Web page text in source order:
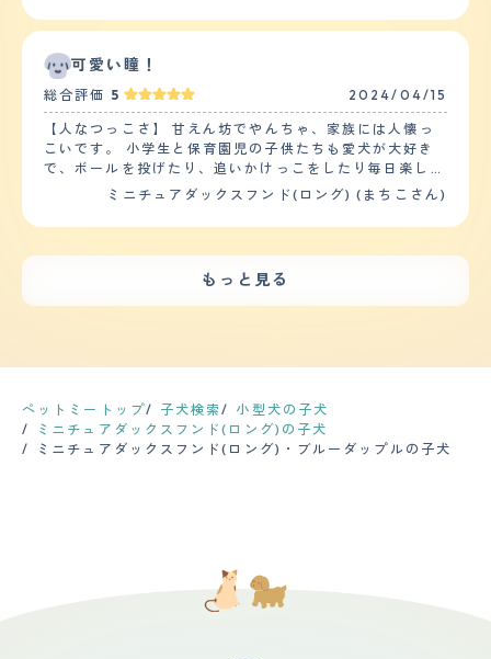
飯の時は 必ずおすわりと待てをさせます。 あと、芸とし
てはバーンと打つと倒れたり、お手、おかわりができま
す。 散歩の回数は1日一回15分?25分程です。 家の中では
おもちゃで遊んだり、2歳の息子とはしりまわったりして
います。 休日は外でボールを投げて取りに行っての 走り
回る運動をしています。 【お手入れ】 毛の長さはとても
長く、サラサラしています。 シャンプーは月1、2回 ブラ
ッシングは週2?4回 抜け毛はとてもすごく、ソファーや
カーペットには ものすごく毛がつきます カットは3?6ヶ
ニチュアダックスフンドが慢性的な 皮膚炎に悩まされて
薬をもらい、処置しています。 塗り薬はひどいときは毎
日で 病院の頻度は月1回です 【鳴き声】 私たち飼い主が
ンクーン』や『キューキュ』みたいな感じで 少し寂しか
します。 【総評】 好きなところは、顔が整っていて、お
しゃれで 甘えん坊で、私たちが行くところにずっとつい
てくるところです。 出会いは、1匹はペットショップで一
基本的にお散歩に連れて行くので会話が増え、 うまく行
ってるのもワンチャン達のおかげかなと思います。
て甘えてきます。それに自分は遊んでくれる人と認識して
顔をジーとみてくるので分かりやすいですが、忙しいとき
も見てくるのでたまに鬱陶しく思うことがあります。（そ
うゆうときも可愛いけどｗ） 【落ち着き】 ２匹飼ってい
す。基本的にリビングでテレビを見ていれば隣で寝ていま
すので気にならないと思います。でも窓があり外で歩いて
る人を見かけると興奮して吠えますが、カーテンを閉める
とか対策すれば吠えないです。 【しつけやすさ】 散歩の
と思います。また散歩中のウンチはしないので楽です。し
つけは最低限度の事しか教えていないですが簡単でした。
だけです。（健康に問題なし）前のダックスも年とるまで
上記に書いたくらいなので、お金はほとんどかからなく年
老いてからオムツくらいしか購入していないです。 【鳴
【総評】 妹がペットショップで購入して初めてのお迎え
した時は短い足や寸胴なところが可愛くてしょうがなかっ
たです。不安は場所が急に変わったので少し心配はしてい
可愛い瞳！
総合評価 5 2024/04/15
【人なつっこさ】 甘えん坊でやんちゃ、家族には人懐っ
こいです。 小学生と保育園児の子供たちも愛犬が大好き
で、ボールを投げたり、追いかけっこをしたり毎日楽しそ
ん。 他にペットは飼っていませんが、自分より身体の大
方が相性がよく仲良く遊んでいます。 【落ち着き】 現在
愛犬を購入して1歳8か月、犬の歳で考えると20歳前後で
している時も遊んでほしそうに近寄ってきます。 【しつ
さいころに訓練、しつけを徹底していたので、基本的なも
の（トイレ・お手・待て・伏せ）はずっと覚えています。
吠えたり暴れすぎたりした時は、その時注意すれば落ち着
ングタイプなのでほっておくとどんどん伸びてきます。質
ミニチュアダックスフンド(ロング) (まちこさん)
もっと見る
ペットミートップ 子犬検索
小型犬の子犬
ミニチュアダックスフンド(ロング)の子犬
ミニチュアダックスフンド(ロング)・ブルーダップルの子犬